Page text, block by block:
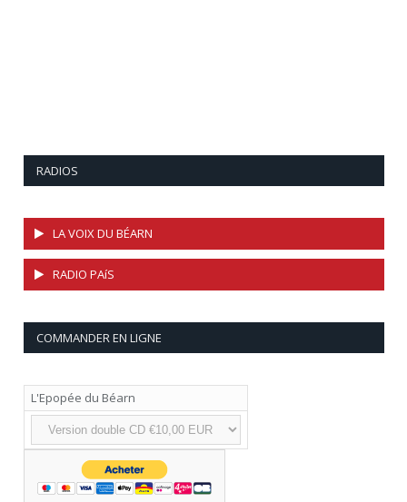
RADIOS
LA VOIX DU BÉARN
RADIO PAíS
COMMANDER EN LIGNE
L'Epopée du Béarn